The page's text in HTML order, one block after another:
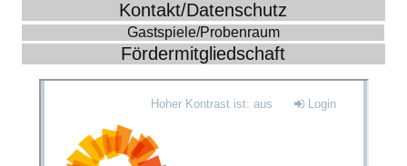
Kontakt/Datenschutz
Gastspiele/Probenraum
Fördermitgliedschaft